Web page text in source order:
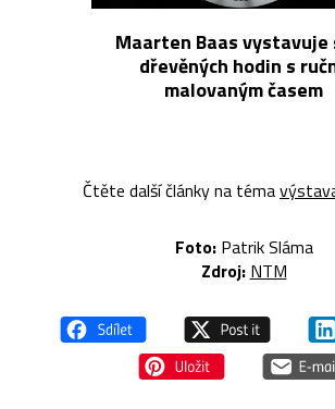
Maarten Baas vystavuje
dřevěných hodin s
malovaným časem
Čtěte další články na téma
Foto:Patrik Sláma
Zdroj: NTM